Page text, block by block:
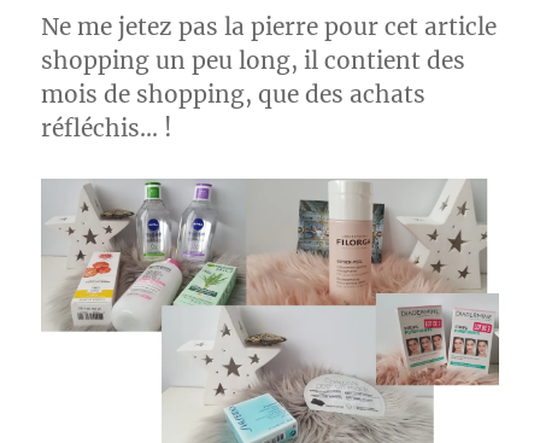
Ne me jetez pas la pierre pour cet article
shopping un peu long, il contient des
mois de shopping, que des achats
réfléchis… !